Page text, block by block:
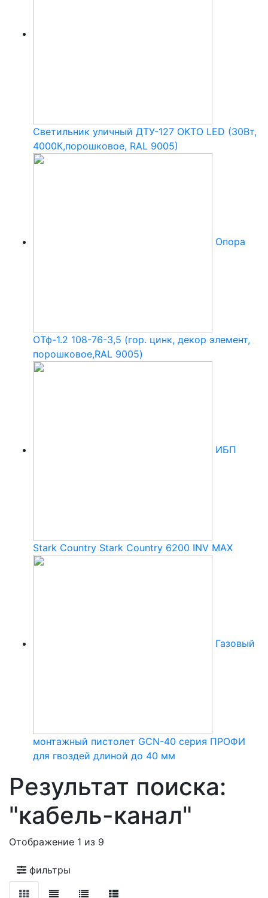
Светильник уличный ДТУ-127 OKTO LED (30Вт,
4000К,порошковое, RAL 9005)
Опора
ОТф-1.2 108-76-3,5 (гор. цинк, декор элемент,
порошковое,RAL 9005)
ИБП
Stark Country Stark Country 6200 INV MAX
Газовый
монтажный пистолет GCN-40 серия ПРОФИ
для гвоздей длиной до 40 мм
Результат поиска:
"кабель-канал"
Отображение 1 из 9
фильтры